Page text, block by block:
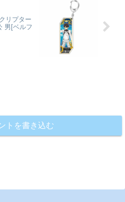
リプター
男[ベルフ
トを書き込む